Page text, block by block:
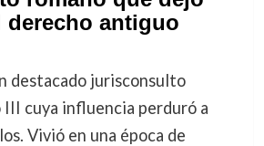
derecho antiguo
destacado jurisconsulto
III cuya influencia perduró a
Vivió en una época de